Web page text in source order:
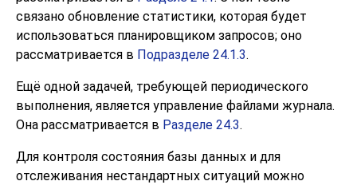
связано обновление статистики, которая будет
использоваться планировщиком запросов; оно
рассматривается в Подразделе 24.1.3.
Ещё одной задачей, требующей периодического
выполнения, является управление файлами журнала.
Она рассматривается в Разделе 24.3.
Для контроля состояния базы данных и для
отслеживания нестандартных ситуаций можно